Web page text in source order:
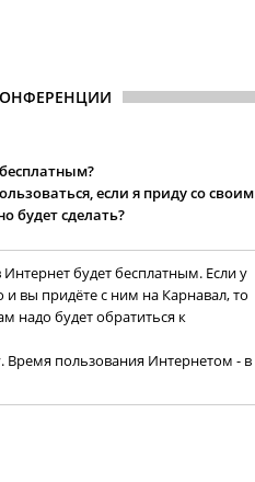
если я приду со своим
будет сделать?
будет бесплатным. Если у
и вы придёте с ним на Карнавал, то
надо будет обратиться к
Время пользования Интернетом - в